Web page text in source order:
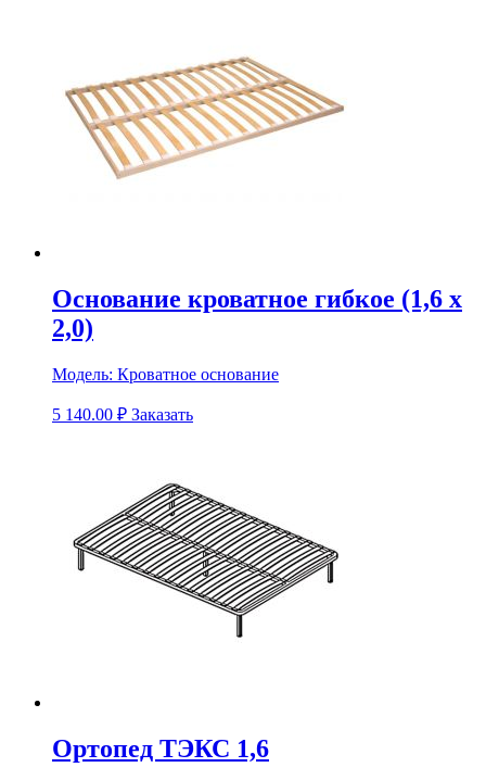
Основание кроватное гибкое (1,6 х
2,0)
Модель: Кроватное основание
5 140.00 ₽ Заказать
Ортопед ТЭКС 1,6